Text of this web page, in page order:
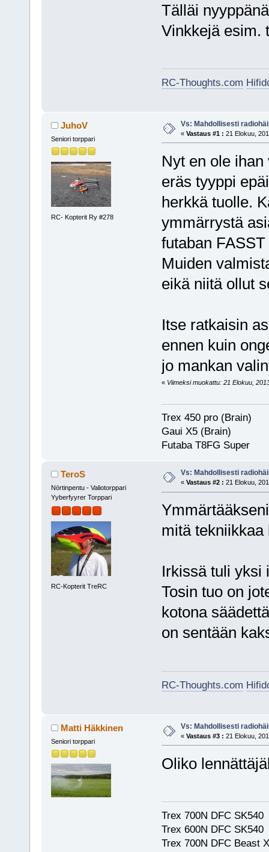
Tälläi
Vinkkejä esim.
RC-Thoughts.com
JuhoV
Seniori torppari
RC- Kopterit Ry #278
Vs: Mahdollisesti
« Vastaus #1 : 21 Elokuu,
Nyt en ole
eräs tyyppi
herkkä tuolle.
ymmärrystä
futaban
Muiden
eikä niitä ollut
Itse ratkaisin
ennen kuin
jo mankan
« Viimeksi muokattu: 21 Elokuu,
Trex 450 pro (Brain)
Gaui X5 (Brain)
Futaba T8FG Super
TeroS
Nörtinpentu - Valiotorppari
Yyberfyyrer Torppari
RC-Kopterit TreRC
Vs: Mahdollisesti
« Vastaus #2 : 21 Elokuu,
mitä tekniikkaa
Irkissä tuli yksi
Tosin tuo on
kotona
on sentään
RC-Thoughts.com
Matti Häkkinen
Seniori torppari
Vs: Mahdollisesti
« Vastaus #3 : 21 Elokuu,
Oliko
Trex 700N DFC SK540
Trex 600N DFC SK540
Trex 700N DFC Beast